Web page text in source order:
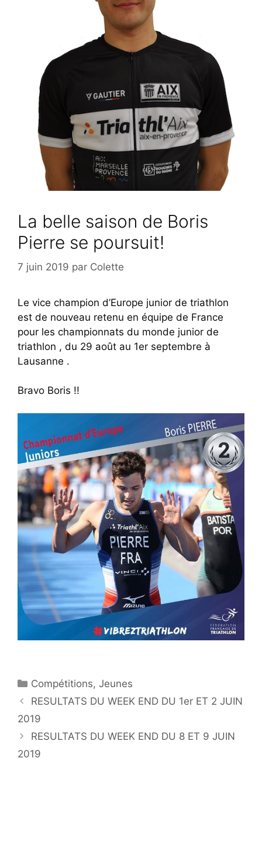
La belle saison de Boris
Pierre se poursuit!
7 juin 2019 par Colette
Le vice champion d’Europe junior de triathlon
est de nouveau retenu en équipe de France
pour les championnats du monde junior de
triathlon , du 29 août au 1er septembre à
Lausanne .
Bravo Boris !!
Catégories
Compétitions,Jeunes
RESULTATS DU WEEK END DU 1er ET 2 JUIN
2019
RESULTATS DU WEEK END DU 8 ET 9 JUIN
2019